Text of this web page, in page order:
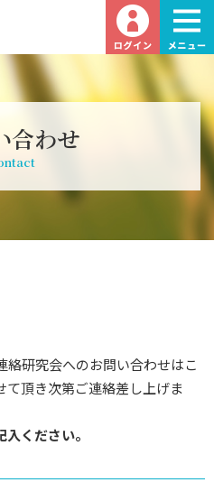
合わせ
研究会へのお問い合わせはこ
て頂き次第ご連絡差し上げま
ください。